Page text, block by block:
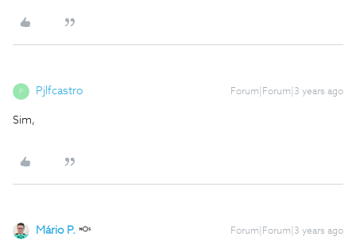
P Pjlfcastro Forum|Forum|3 years ago
Sim,
Mário P. Forum|Forum|3 years ago